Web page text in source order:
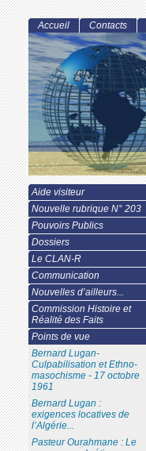
Accueil Contacts
Aide visiteur
Nouvelle rubrique N° 203
Pouvoirs Publics
Dossiers
Le CLAN-R
Communication
Nouvelles d’ailleurs...
Commission Histoire et
Réalité des Faits
Points de vue
Bernard Lugan-
Culpabilisation et Ethno-
masochisme - 17 octobre
1961
Bernard Lugan :
exigences locatives de
l’Algérie...
Pasteur Ourahmane : Le